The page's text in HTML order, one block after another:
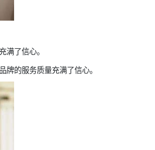
了信心。
的服务质量充满了信心。